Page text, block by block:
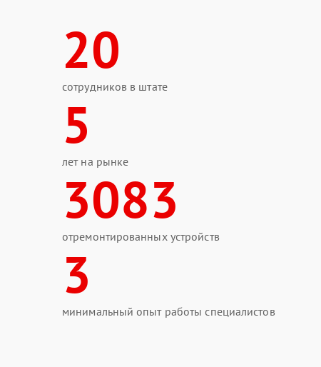
20
сотрудников в штате
5
лет на рынке
3083
отремонтированных устройств
3
минимальный опыт работы специалистов